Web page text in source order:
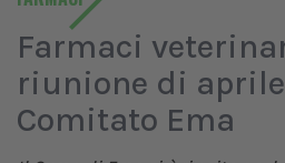
Farmaci
riunione di
Comitato Ema